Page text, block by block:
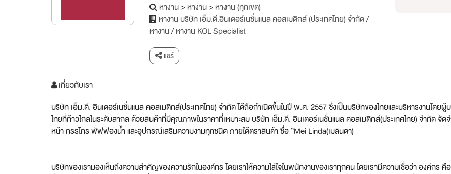
หางาน>หางาน>หางาน (ทุกเขต)
หางาน บริษัท เอ็ม.ดี.อินเตอร์เนชั่นแนล คอสเมติกส์ (ประเทศไทย) จำกัด/
หางาน/หางาน KOL Specialist
แชร์
เกี่ยวกับเรา
บริษัท เอ็ม.ดี. อินเตอร์เนชั่นแนล คอสเมติกส์(ประเทศไทย) จำกัด ได้ถือกำเนิดขึ้นในปี พ.ศ. 2557 ซึ่งเป็นบริษัทของไทยและบริหารงานโดยผู้
ไทยที่ก้าวไกลในระดับสากล ด้วยสินค้าที่มีคุณภาพในราคาที่เหมาะสม บริษัท เอ็ม.ดี. อินเตอร์เนชั่นแนล คอสเมติกส์(ประเทศไทย) จำกัด จั
หน้า กรรไกร พัฟฟองน้ำ และอุปกรณ์เสริมความงามทุกชนิด ภายใต้ตราสินค้า ชื่อ ”Mei Linda(เมลินดา)
บริษัทของเรามองเห็นถึงความสำคัญของความรักในองค์กร โดยเราให้ความใส่ใจในพนักงานของเราทุกคน โดยเรามีความเชื่อว่า องค์ก